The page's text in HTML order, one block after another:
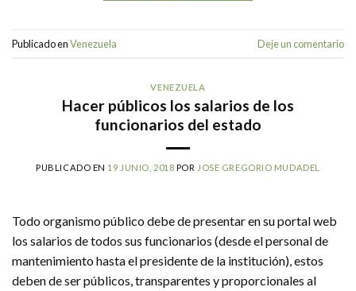
Publicado enVenezuela Deje un comentario
VENEZUELA
Hacer públicos los salarios de los
funcionarios del estado
PUBLICADO EN 19 JUNIO, 2018 POR JOSE GREGORIO MUDADEL
Todo organismo público debe de presentar en su portal web
los salarios de todos sus funcionarios (desde el personal de
mantenimiento hasta el presidente de la institución), estos
deben de ser públicos, transparentes y proporcionales al